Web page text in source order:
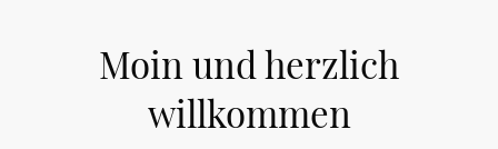
Moin und herzlich
willkommen